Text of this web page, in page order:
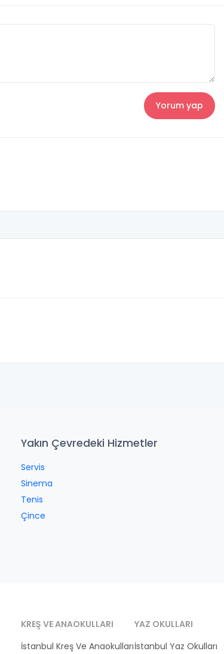
Yakın Çevredeki Hizmetler
Servis
Sinema
Tenis
Çince
KREŞ VE ANAOKULLARI
İstanbul Kreş Ve Anaokulları
YAZ OKULLARI
İstanbul Yaz Okulları